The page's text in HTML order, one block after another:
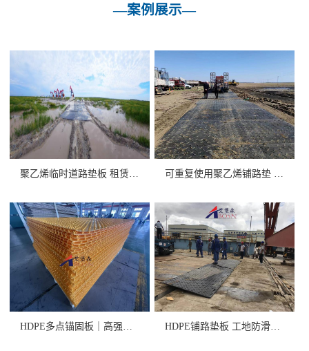
—案例展示—
聚乙烯临时道路垫板 租赁/销售 可重复使用聚乙烯铺路垫 高承重